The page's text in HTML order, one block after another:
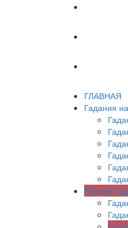
ГЛАВНАЯ
Гадания
Прочие